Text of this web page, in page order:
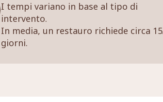
I tempi variano in base al tipo di
intervento.
In media, un restauro richiede circa
giorni.